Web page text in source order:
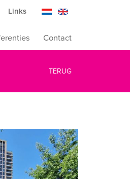
Links
Contact
TERUG